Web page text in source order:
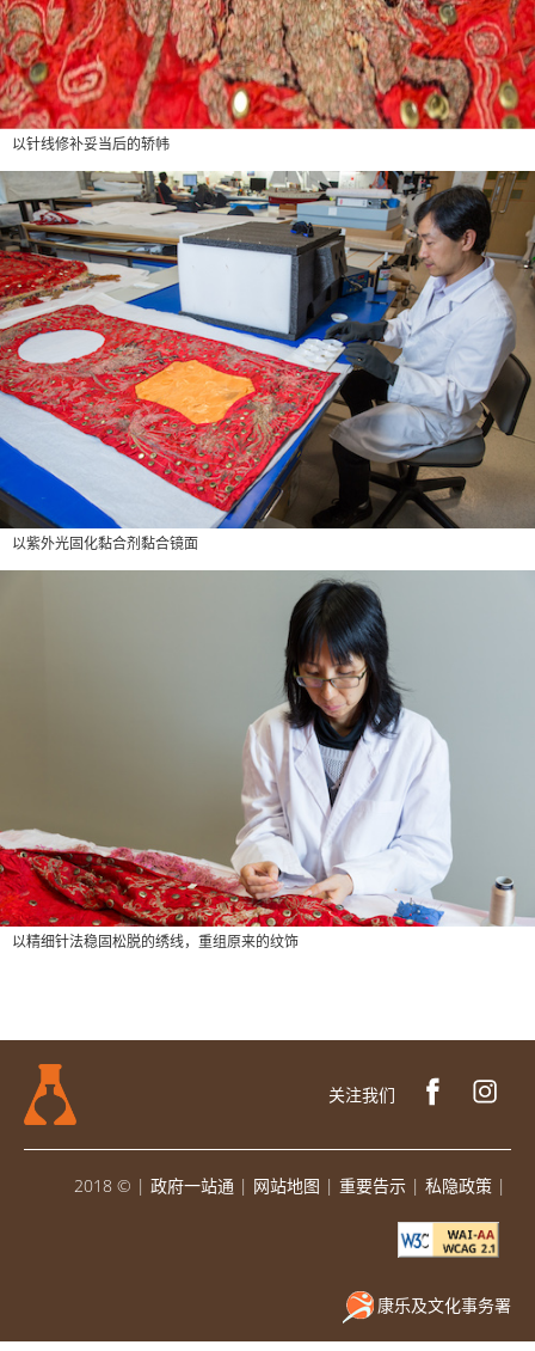
以针线修补妥当后的轿帏
以紫外光固化黏合剂黏合镜面
以精细针法稳固松脱的绣线，重组原来的纹饰
关注我们
2018 © | 政府一站通 | 网站地图 | 重要告示 | 私隐政策 |
康乐及文化事务署